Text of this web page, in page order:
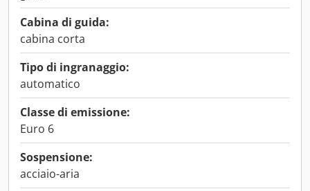
Cabina di guida:
cabina corta
Tipo di ingranaggio:
automatico
Classe di emissione:
Euro 6
Sospensione:
acciaio-aria